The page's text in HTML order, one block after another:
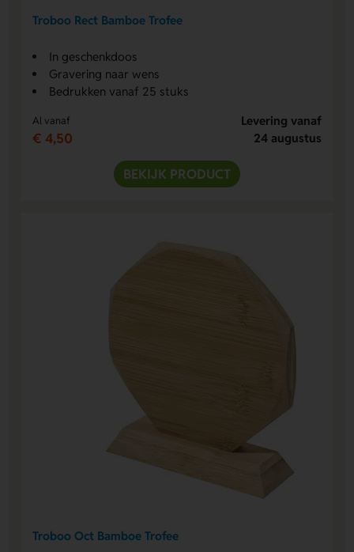
Troboo Rect Bamboe Trofee
In geschenkdoos
Gravering naar wens
Bedrukken vanaf 25 stuks
Al vanaf
€ 4,50
Levering vanaf
24 augustus
BEKIJK PRODUCT
Troboo Oct Bamboe Trofee